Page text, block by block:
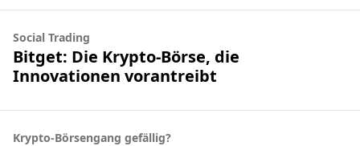
Social Trading
Bitget: Die Krypto-Börse, die
Innovationen vorantreibt
Krypto-Börsengang gefällig?